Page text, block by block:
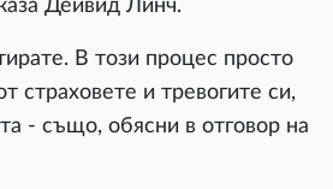
Дейвид Линч.
В този процес просто
страховете и тревогите си,
- също, обясни в отговор на